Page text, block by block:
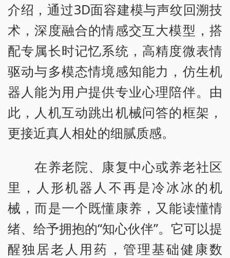
介绍，通过3D面容建模与声纹回溯技
术，深度融合的情感交互大模型，搭
配专属长时记忆系统，高精度微表情
驱动与多模态情境感知能力，仿生机
器人能为用户提供专业心理陪伴。由
此，人机互动跳出机械问答的框架，
更接近真人相处的细腻质感。
在养老院、康复中心或养老社区
里，人形机器人不再是冷冰冰的机
械，而是一个既懂康养，又能读懂情
绪、给予拥抱的“知心伙伴”。它可以提
醒独居老人用药，管理基础健康数